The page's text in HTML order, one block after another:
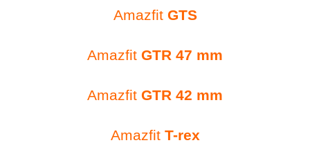
Amazfit GTS
Amazfit GTR 47 mm
Amazfit GTR 42 mm
Amazfit T-rex